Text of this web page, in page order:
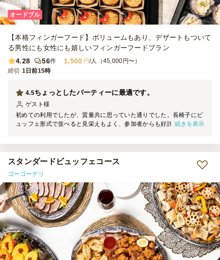
オードブル
【本格フィンガーフード】ボリュームもあり、デザートもついて
る男性にも女性にも嬉しいフィンガーフードプラン
4.28
56件 1,500 円/人（45,000円〜）
締切 1日前15時
ちょっとしたパーティーに最適です。
4.5
ゲスト 様
初めての利用でしたが、質量共に思っていた通りでした。長椅子にビ
ュッフェ形式で並べると見栄えもよく、参加者からも好評でした。お
続きを表示
スタンダードビュッフェコース
ゴーゴーデリ